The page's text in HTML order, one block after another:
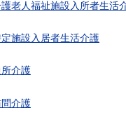
老人福祉施設入所者生活
施設入居者生活介護
介護
介護